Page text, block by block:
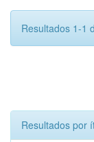
Resultados 1-1
Resultados por